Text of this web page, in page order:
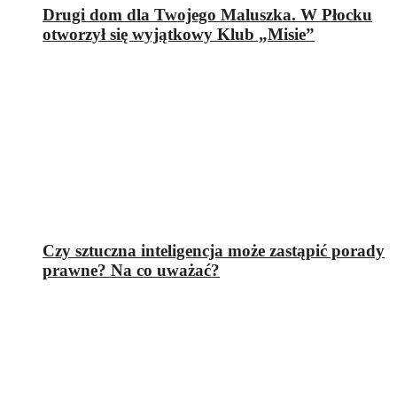
Drugi dom dla Twojego Maluszka. W Płocku
otworzył się wyjątkowy Klub „Misie”
Czy sztuczna inteligencja może zastąpić porady
prawne? Na co uważać?